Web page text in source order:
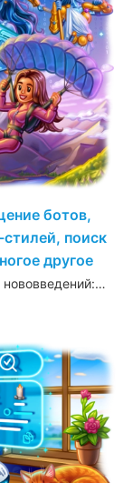
ботов,
поиск
другое
нововведений:…